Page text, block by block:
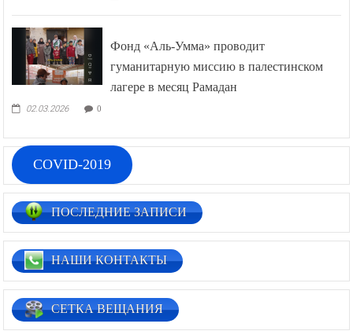
Фонд «Аль-Умма» проводит
гуманитарную миссию в палестинском
лагере в месяц Рамадан
02.03.2026 0
COVID-2019
ПОСЛЕДНИЕ ЗАПИСИ
НАШИ КОНТАКТЫ
СЕТКА ВЕЩАНИЯ